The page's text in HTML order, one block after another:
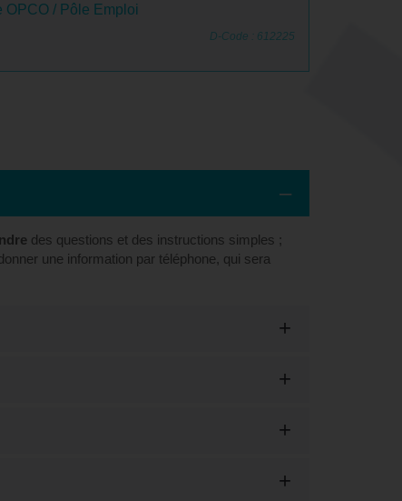
OPCO / Pôle Emploi
D-Code : 612225
des questions et des instructions simples ;
une information par téléphone, qui sera